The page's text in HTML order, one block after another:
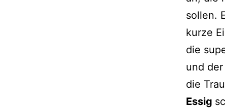
sollen.
kurze
die
und
die
Essig